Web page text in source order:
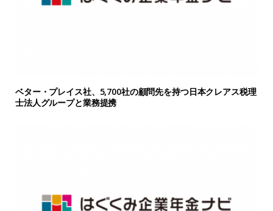
ベター・プレイス社、5,700社の顧問先を持つ日本クレアス税理
士法人グループと業務提携